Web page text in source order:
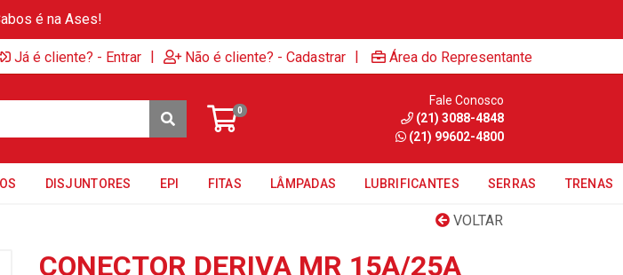
é na Ases!
Já é cliente? - Entrar | Não é cliente? - Cadastrar | Área do Representante
0
Fale Conosco
(21) 3088-4848
(21) 99602-4800
DISJUNTORES EPI FITAS LÂMPADAS LUBRIFICANTES SERRAS TRENAS
VOLTAR
CONECTOR DERIVA MR 15A/25A